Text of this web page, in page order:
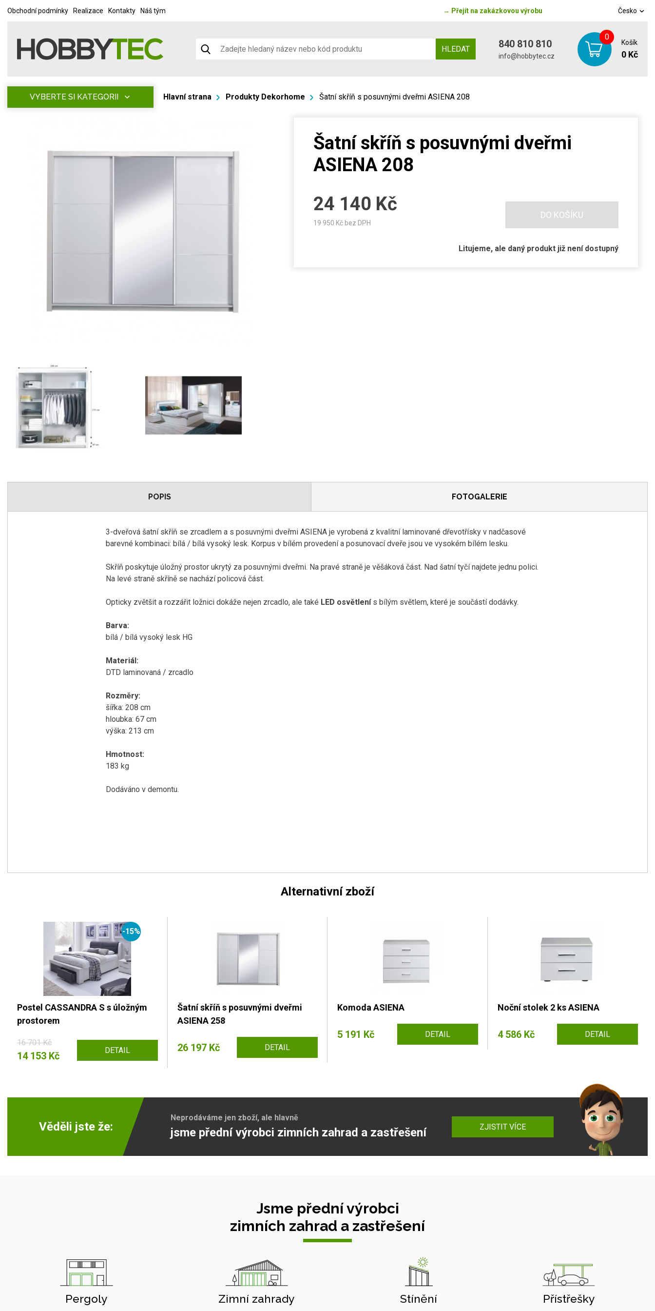
Obchodní podmínky Realizace Kontakty Náš tým → Přejít na zakázkovou výrobu Česko
HLEDAT 840 810 810
info@hobbytec.cz
0
Košík
0 Kč
VYBERTE SI KATEGORII Hlavní strana Produkty Dekorhome Šatní skříň s posuvnými dveřmi ASIENA 208
Šatní skříň s posuvnými dveřmi
ASIENA 208
24 140 Kč
19 950 Kč bez DPH
DO KOŠÍKU
Litujeme, ale daný produkt již není dostupný
POPIS FOTOGALERIE
3-dveřová šatní skříň se zrcadlem a s posuvnými dveřmi ASIENA je vyrobená z kvalitní laminované dřevotřísky v nadčasové
barevné kombinaci: bílá / bílá vysoký lesk. Korpus v bílém provedení a posunovací dveře jsou ve vysokém bílém lesku.
Skříň poskytuje úložný prostor ukrytý za posuvnými dveřmi. Na pravé straně je věšáková část. Nad šatní tyčí najdete jednu polici.
Na levé straně skříně se nachází policová část.
Opticky zvětšit a rozzářit ložnici dokáže nejen zrcadlo, ale také LED osvětlenís bílým světlem, které je součástí dodávky.
Barva:
bílá / bílá vysoký lesk HG
Materiál:
DTD laminovaná / zrcadlo
Rozměry:
šířka: 208 cm
hloubka: 67 cm
výška: 213 cm
Hmotnost:
183 kg
Dodáváno v demontu.
Alternativní zboží
-15%
Postel CASSANDRA S s úložným
prostorem
16 701 Kč
14 153 Kč DETAIL
Šatní skříň s posuvnými dveřmi
ASIENA 258
26 197 Kč DETAIL
Komoda ASIENA
5 191 Kč DETAIL
Noční stolek 2 ks ASIENA
4 586 Kč DETAIL
Věděli jste že:
Neprodáváme jen zboží, ale hlavně
jsme přední výrobci zimních zahrad a zastřešení ZJISTIT VÍCE
Jsme přední výrobci
zimních zahrad a zastřešení
Pergoly Zimní zahrady Stínění Přístřešky